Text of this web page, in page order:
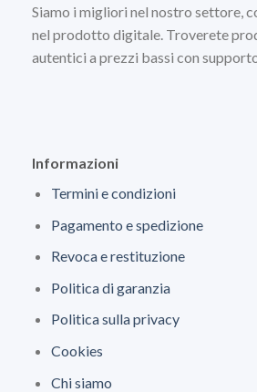
Siamo i migliori nel nostro settore,
nel prodotto digitale. Troverete
autentici a prezzi bassi con
Informazioni
Termini e condizioni
Pagamento e spedizione
Revoca e restituzione
Politica di garanzia
Politica sulla privacy
Cookies
Chi siamo